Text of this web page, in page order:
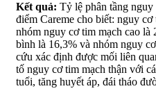
Kết quả: Tỷ lệ phân tầng nguy
điểm Careme cho biết: nguy
nhóm nguy cơ tim mạch cao
bình là 16,3% và nhóm nguy
cứu xác định được mối liên
tố nguy cơ tim mạch thận với
tuổi, tăng huyết áp, đái tháo